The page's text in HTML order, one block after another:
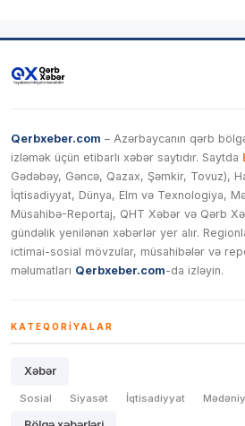
Qerbxeber.com – Azərbaycanın qərb
izləmək üçün etibarlı xəbər saytıdır. Saytda
Gədəbəy, Gəncə, Qazax, Şəmkir, Tovuz),
İqtisadiyyat, Dünya, Elm və Texnologiya,
Müsahibə-Reportaj, QHT Xəbər və Qərb
gündəlik yenilənən xəbərlər yer alır.
ictimai-sosial mövzular, müsahibələr və
məlumatları Qerbxeber.com-da izləyin.
KATEQORIYALAR
Xəbər
Sosial Siyasət İqtisadiyyat